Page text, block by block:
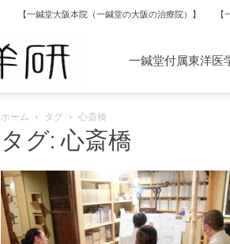
【一鍼堂大阪本院（一鍼堂の大阪の治療院）】
鍼
堂
一鍼堂付属東洋医
ホーム タグ 心斎橋
タグ: 心斎橋